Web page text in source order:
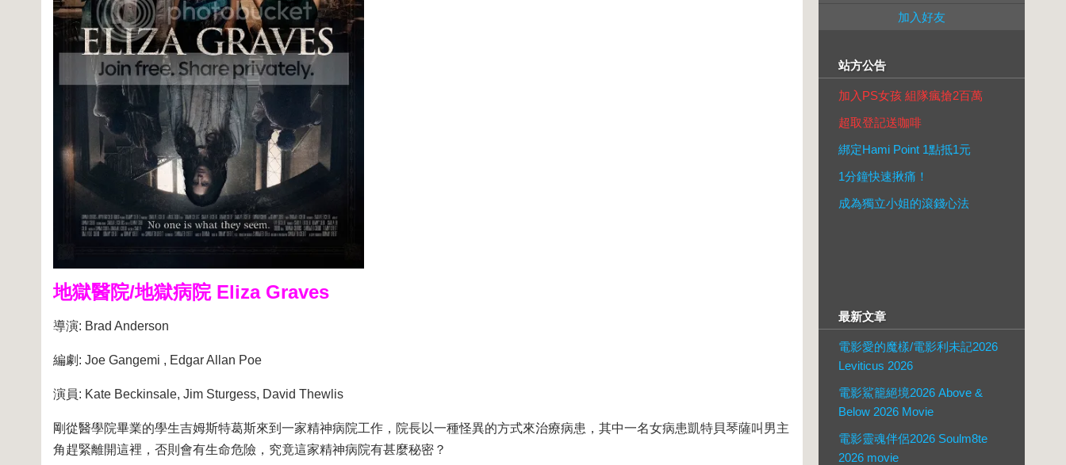
地獄醫院/地獄病院 Eliza Graves
導演: Brad Anderson
編劇: Joe Gangemi , Edgar Allan Poe
演員: Kate Beckinsale, Jim Sturgess, David Thewlis
剛從醫學院畢業的學生吉姆斯特葛斯來到一家精神病院工作，院長以一種怪異的方式來治療病患，其中一名女病患凱特貝琴薩叫男主
角趕緊離開這裡，否則會有生命危險，究竟這家精神病院有甚麼秘密？
加入好友
站方公告
加入PS女孩 組隊瘋搶2百萬
超取登記送咖啡
綁定Hami Point 1點抵1元
1分鐘快速揪痛！
成為獨立小姐的滾錢心法
最新文章
電影愛的魔樣/電影利未記2026
Leviticus 2026
電影鯊籠絕境2026 Above &
Below 2026 Movie
電影靈魂伴侶2026 Soulm8te
2026 movie